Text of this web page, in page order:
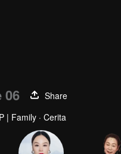
06
Share
| Family · Cerita